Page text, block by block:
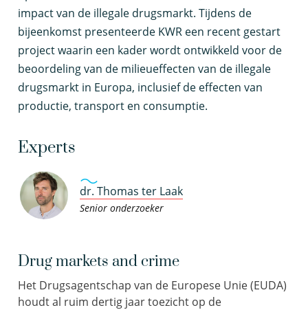
impact van de illegale drugsmarkt. Tijdens de
bijeenkomst presenteerde KWR een recent gestart
project waarin een kader wordt ontwikkeld voor de
beoordeling van de milieueffecten van de illegale
drugsmarkt in Europa, inclusief de effecten van
productie, transport en consumptie.
Experts
dr. Thomas ter Laak
Senior onderzoeker
Drug markets and crime
Het Drugsagentschap van de Europese Unie (EUDA)
houdt al ruim dertig jaar toezicht op de